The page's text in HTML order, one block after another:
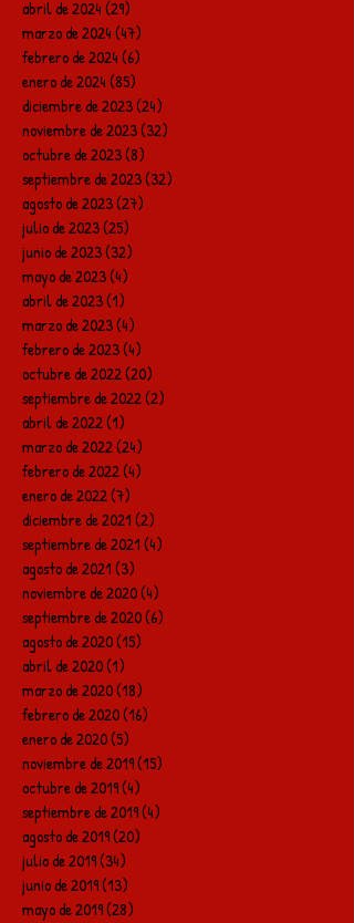
abril de 2024(29)
marzo de 2024(47)
febrero de 2024(6)
enero de 2024(85)
diciembre de 2023(24)
noviembre de 2023(32)
octubre de 2023(8)
septiembre de 2023(32)
agosto de 2023(27)
julio de 2023(25)
junio de 2023(32)
mayo de 2023(4)
abril de 2023(1)
marzo de 2023(4)
febrero de 2023(4)
octubre de 2022(20)
septiembre de 2022(2)
abril de 2022(1)
marzo de 2022(24)
febrero de 2022(4)
enero de 2022(7)
diciembre de 2021(2)
septiembre de 2021(4)
agosto de 2021(3)
noviembre de 2020(4)
septiembre de 2020(6)
agosto de 2020(15)
abril de 2020(1)
marzo de 2020(18)
febrero de 2020(16)
enero de 2020(5)
noviembre de 2019(15)
octubre de 2019(4)
septiembre de 2019(4)
agosto de 2019(20)
julio de 2019(34)
junio de 2019(13)
mayo de 2019(28)